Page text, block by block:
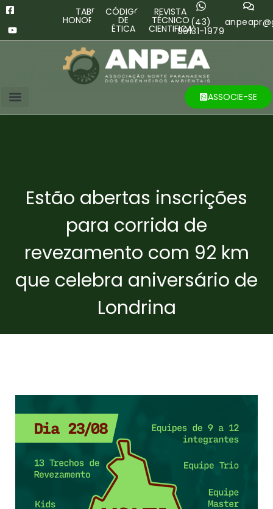
TABELA
HONORÁRIOS
CÓDIGO
DE
ÉTICA
REVISTA
TÉCNICO
CIENTIFICA
(43)
99131-1979
ASSOCIE-SE
Estão abertas inscrições
para corrida de
revezamento com 92 km
que celebra aniversário de
Londrina